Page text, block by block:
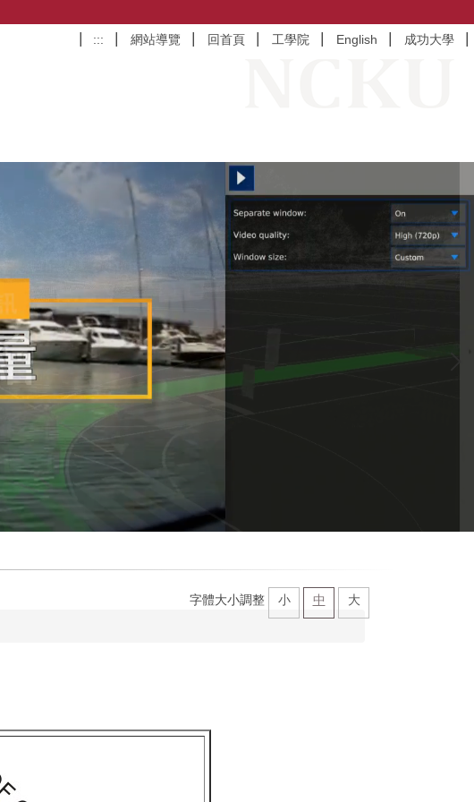
::: 網站導覽 回首頁 工學院 English 成功大學
字體大小調整 小 中 大